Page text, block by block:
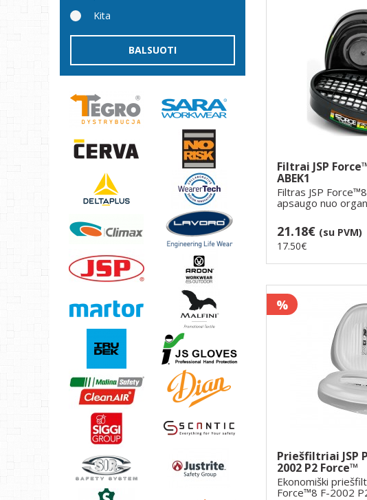
Kita
BALSUOTI
Filtrai JSP
ABEK1
Filtras JSP
apsaugo nuo
garų, k..
21.18€ (su PVM)
17.50€
%
Priešfiltriai JSP
2002 P2 Force™
Ekonomiški
Force™8 F-2002